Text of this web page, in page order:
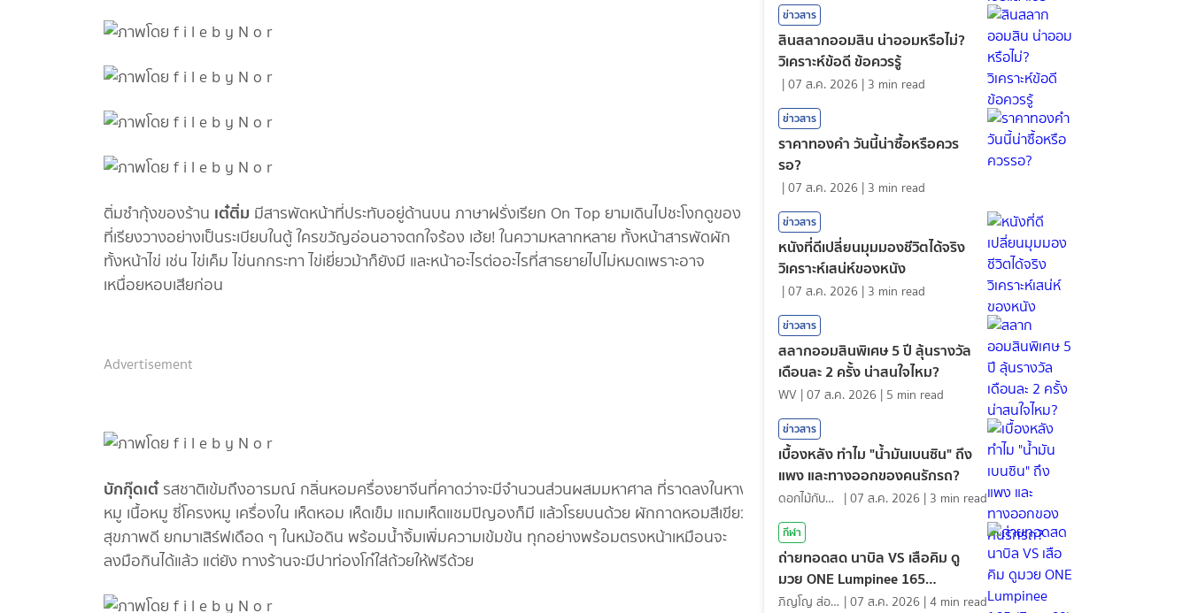
ติ่มซำกุ้งของร้าน เต๋ติ่ม มีสารพัดหน้าที่ประทับอยู่ด้านบน ภาษาฝรั่งเรียก On Top ยามเดินไปชะโงกดูของ
ที่เรียงวางอย่างเป็นระเบียบในตู้ ใครขวัญอ่อนอาจตกใจร้อง เฮ้ย! ในความหลากหลาย ทั้งหน้าสารพัดผัก
ทั้งหน้าไข่ เช่น ไข่เค็ม ไข่นกกระทา ไข่เยี่ยวม้าก็ยังมี และหน้าอะไรต่ออะไรที่สาธยายไปไม่หมดเพราะอาจ
เหนื่อยหอบเสียก่อน
Advertisement
บักกุ๊ดเต๋รสชาติเข้มถึงอารมณ์ กลิ่นหอมครื่องยาจีนที่คาดว่าจะมีจำนวนส่วนผสมมหาศาล ที่ราดลงในหาง
หมู เนื้อหมู ซี่โครงหมู เครื่องใน เห็ดหอม เห็ดเข็ม แถมเห็ดแชมปิญองก็มี แล้วโรยบนด้วย ผักกาดหอมสีเขียว
สุขภาพดี ยกมาเสิร์ฟเดือด ๆ ในหม้อดิน พร้อมน้ำจิ้มเพิ่มความเข้มข้น ทุกอย่างพร้อมตรงหน้าเหมือนจะ
ลงมือกินได้แล้ว แต่ยัง ทางร้านจะมีปาท่องโก๋ใส่ถ้วยให้ฟรีด้วย
ข่าวสาร
สินสลากออมสิน น่าออมหรือไม่?
วิเคราะห์ข้อดี ข้อควรรู้
|07 ส.ค. 2026 | 3 min read
ข่าวสาร
ราคาทองคํา วันนี้น่าซื้อหรือควร
รอ?
|07 ส.ค. 2026 | 3 min read
ข่าวสาร
หนังที่ดีเปลี่ยนมุมมองชีวิตได้จริง
วิเคราะห์เสน่ห์ของหนัง
|07 ส.ค. 2026 | 3 min read
ข่าวสาร
สลากออมสินพิเศษ 5 ปี ลุ้นรางวัล
เดือนละ 2 ครั้ง น่าสนใจไหม?
WV |07 ส.ค. 2026 | 5 min read
ข่าวสาร
เบื้องหลัง ทำไม "น้ำมันเบนซิน" ถึง
แพง และทางออกของคนรักรถ?
ดอกไม้กับสายน้ำ |07 ส.ค. 2026 | 3 min read
กีฬา
ถ่ายทอดสด นาบิล VS เสือคิม ดู
มวย ONE Lumpinee 165
(7ส.ค.69)ภิญโญ ส่องแสง |07 ส.ค. 2026 |4 min read